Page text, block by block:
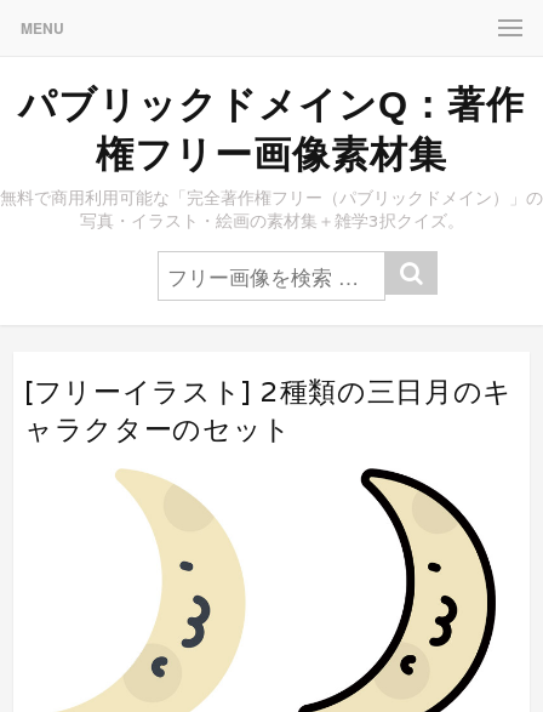
MENU
パブリックドメインQ：著作
権フリー画像素材集
無料で商用利用可能な「完全著作権フリー（パブリックドメイン）」の
写真・イラスト・絵画の素材集＋雑学3択クイズ。
[フリーイラスト] 2種類の三日月のキ
ャラクターのセット